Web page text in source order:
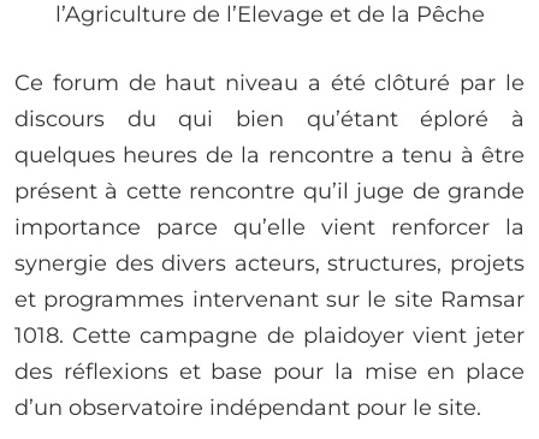
l’Agriculture de l’Elevage et de la Pêche
Ce forum de haut niveau a été clôturé par le
discours du qui bien qu’étant éploré à
quelques heures de la rencontre a tenu à être
présent à cette rencontre qu’il juge de grande
importance parce qu’elle vient renforcer la
synergie des divers acteurs, structures, projets
et programmes intervenant sur le site Ramsar
1018. Cette campagne de plaidoyer vient jeter
des réflexions et base pour la mise en place
d’un observatoire indépendant pour le site.